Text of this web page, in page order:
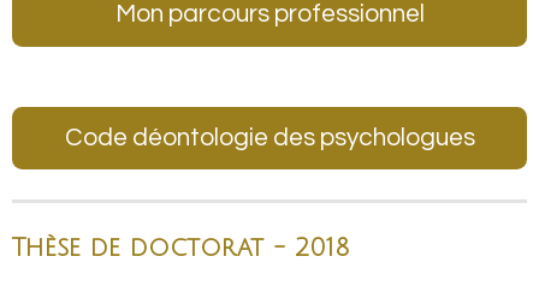
Mon parcours professionnel
Code déontologie des psychologues
Thèse de doctorat - 2018